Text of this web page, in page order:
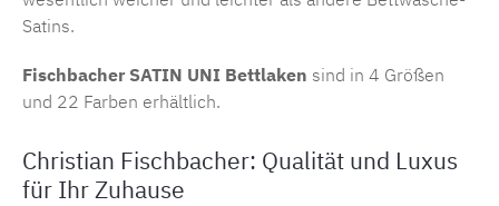
Satins.
Fischbacher SATIN UNI Bettlaken sind in 4 Größen
und 22 Farben erhältlich.
Christian Fischbacher: Qualität und Luxus
für Ihr Zuhause